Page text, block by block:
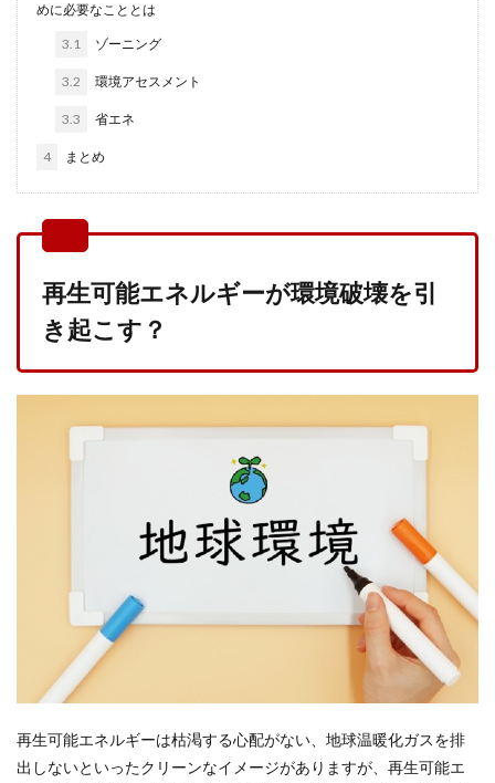
めに必要なこととは
3.1 ゾーニング
3.2 環境アセスメント
3.3 省エネ
4 まとめ
再生可能エネルギーが環境破壊を引
き起こす？
再生可能エネルギーは枯渇する心配がない、地球温暖化ガスを排
出しないといったクリーンなイメージがありますが、再生可能エ